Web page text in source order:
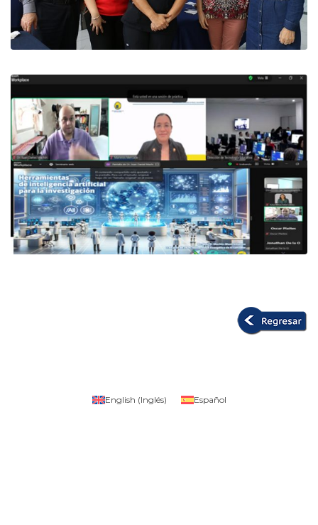
English (Inglés) Español